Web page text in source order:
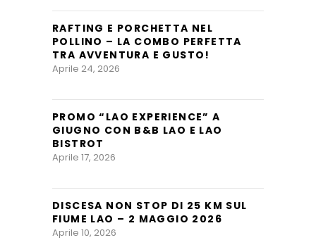
RAFTING E PORCHETTA NEL
POLLINO – LA COMBO PERFETTA
TRA AVVENTURA E GUSTO!
Aprile 24, 2026
PROMO “LAO EXPERIENCE” A
GIUGNO CON B&B LAO E LAO
BISTROT
Aprile 17, 2026
DISCESA NON STOP DI 25 KM SUL
FIUME LAO – 2 MAGGIO 2026
Aprile 10, 2026